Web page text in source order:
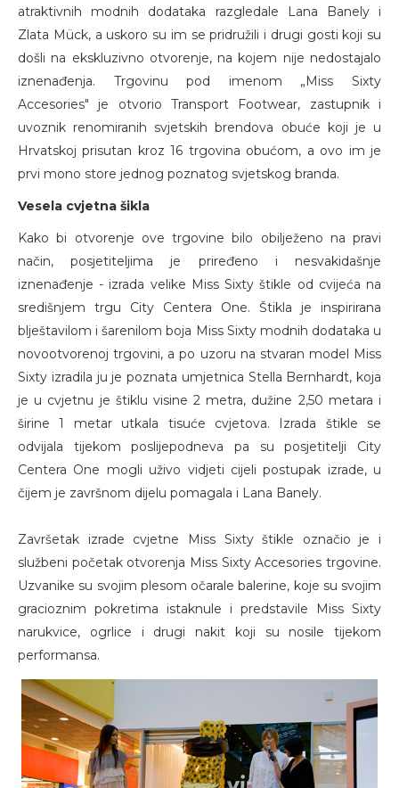
atraktivnih modnih dodataka razgledale Lana Banely i
Zlata Mück, a uskoro su im se pridružili i drugi gosti koji su
došli na ekskluzivno otvorenje, na kojem nije nedostajalo
iznenađenja. Trgovinu pod imenom „Miss Sixty
Accesories" je otvorio Transport Footwear, zastupnik i
uvoznik renomiranih svjetskih brendova obuće koji je u
Hrvatskoj prisutan kroz 16 trgovina obućom, a ovo im je
prvi mono store jednog poznatog svjetskog branda.
Vesela cvjetna šikla
Kako bi otvorenje ove trgovine bilo obilježeno na pravi
način, posjetiteljima je priređeno i nesvakidašnje
iznenađenje - izrada velike Miss Sixty štikle od cvijeća na
središnjem trgu City Centera One. Štikla je inspirirana
blještavilom i šarenilom boja Miss Sixty modnih dodataka u
novootvorenoj trgovini, a po uzoru na stvaran model Miss
Sixty izradila ju je poznata umjetnica Stella Bernhardt, koja
je u cvjetnu je štiklu visine 2 metra, dužine 2,50 metara i
širine 1 metar utkala tisuće cvjetova. Izrada štikle se
odvijala tijekom poslijepodneva pa su posjetitelji City
Centera One mogli uživo vidjeti cijeli postupak izrade, u
čijem je završnom dijelu pomagala i Lana Banely.
Završetak izrade cvjetne Miss Sixty štikle označio je i
službeni početak otvorenja Miss Sixty Accesories trgovine.
Uzvanike su svojim plesom očarale balerine, koje su svojim
gracioznim pokretima istaknule i predstavile Miss Sixty
narukvice, ogrlice i drugi nakit koji su nosile tijekom
performansa.